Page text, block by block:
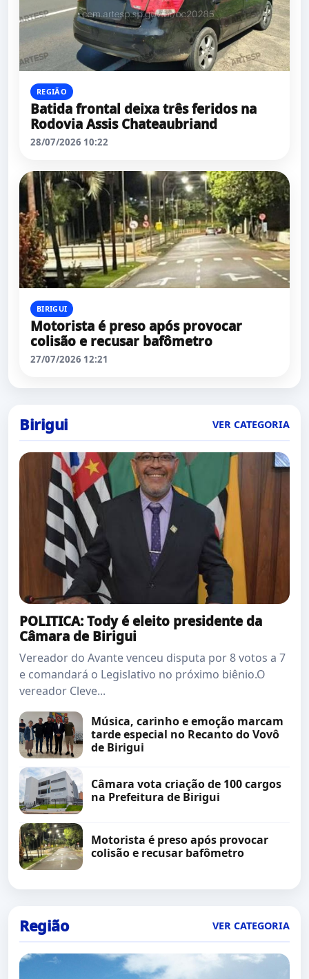
REGIÃO
Batida frontal deixa três feridos na
Rodovia Assis Chateaubriand
28/07/2026 10:22
BIRIGUI
Motorista é preso após provocar
colisão e recusar bafômetro
27/07/2026 12:21
Birigui VER CATEGORIA
POLITICA: Tody é eleito presidente da
Câmara de Birigui
Vereador do Avante venceu disputa por 8 votos a 7
e comandará o Legislativo no próximo biênio.O
vereador Cleve...
Música, carinho e emoção marcam
tarde especial no Recanto do Vovô
de Birigui
Câmara vota criação de 100 cargos
na Prefeitura de Birigui
Motorista é preso após provocar
colisão e recusar bafômetro
Região VER CATEGORIA